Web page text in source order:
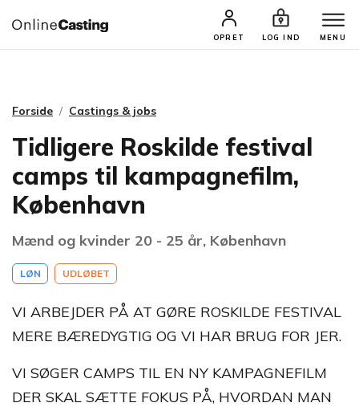
OPRET LOG IND MENU
CASTINGS & JOBS SØG PROFIL
Forside Castings & jobs
Tidligere Roskilde festival
camps til kampagnefilm,
København
Mænd og kvinder 20 - 25 år, København
LØN UDLØBET
VI ARBEJDER PÅ AT GØRE ROSKILDE FESTIVAL
MERE BÆREDYGTIG OG VI HAR BRUG FOR JER.
VI SØGER CAMPS TIL EN NY KAMPAGNEFILM
DER SKAL SÆTTE FOKUS PÅ, HVORDAN MAN